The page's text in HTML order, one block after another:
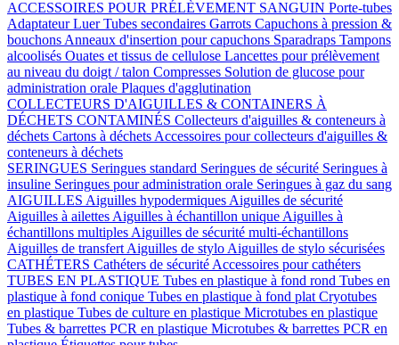
ACCESSOIRES POUR PRÉLÈVEMENT SANGUIN Porte-tubes
Adaptateur LuerTubes secondaires Garrots Capuchons à pression &
bouchons Anneaux d'insertion pour capuchons Sparadraps Tampons
alcoolisés Ouates et tissus de cellulose Lancettes pour prélèvement
au niveau du doigt / talon Compresses Solution de glucose pour
administration orale Plaques d'agglutination
COLLECTEURS D'AIGUILLES & CONTAINERS À
DÉCHETS CONTAMINÉS Collecteurs d'aiguilles & conteneurs à
déchets Cartons à déchets Accessoires pour collecteurs d'aiguilles &
conteneurs à déchets
SERINGUES Seringues standard Seringues de sécurité Seringues à
insuline Seringues pour administration orale Seringues à gaz du sang
AIGUILLES Aiguilles hypodermiques Aiguilles de sécurité
Aiguilles à ailettes Aiguilles à échantillon unique Aiguilles à
échantillons multiples Aiguilles de sécurité multi-échantillons
Aiguilles de transfert Aiguilles de stylo Aiguilles de stylo sécurisées
CATHÉTERS Cathéters de sécurité Accessoires pour cathéters
TUBES EN PLASTIQUE Tubes en plastique à fond rond Tubes en
plastique à fond conique Tubes en plastique à fond plat Cryotubes
en plastique Tubes de culture en plastique Microtubes en plastique
Tubes & barrettes PCR en plastique Microtubes & barrettes PCR en